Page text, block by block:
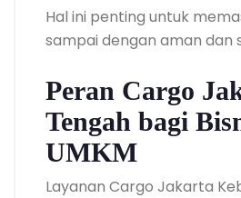
Hal ini penting untuk
sampai dengan aman dan
Peran Cargo
Tengah bagi
UMKM
Layanan Cargo Jakarta